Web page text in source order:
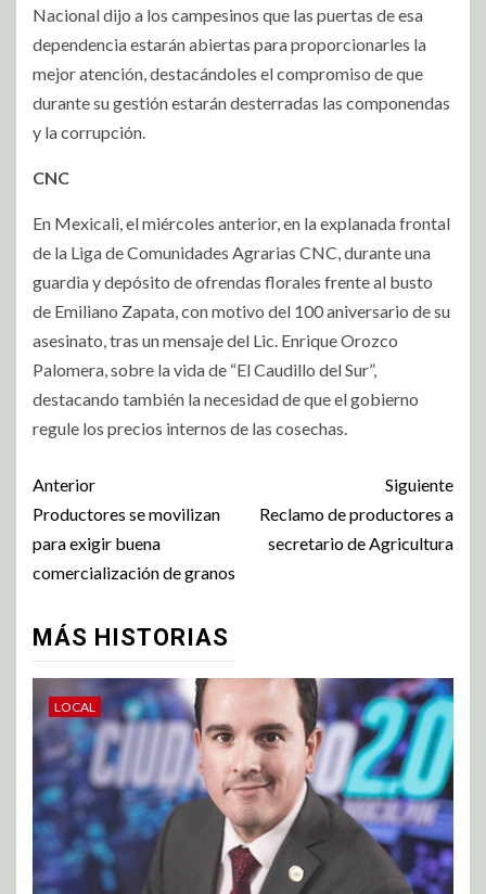
Nacional dijo a los campesinos que las puertas de esa
dependencia estarán abiertas para proporcionarles la
mejor atención, destacándoles el compromiso de que
durante su gestión estarán desterradas las componendas
y la corrupción.
CNC
En Mexicali, el miércoles anterior, en la explanada frontal
de la Liga de Comunidades Agrarias CNC, durante una
guardia y depósito de ofrendas florales frente al busto
de Emiliano Zapata, con motivo del 100 aniversario de su
asesinato, tras un mensaje del Lic. Enrique Orozco
Palomera, sobre la vida de “El Caudillo del Sur”,
destacando también la necesidad de que el gobierno
regule los precios internos de las cosechas.
Anterior
Productores se movilizan
para exigir buena
comercialización de granos
Siguiente
Reclamo de productores a
secretario de Agricultura
MÁS HISTORIAS
LOCAL